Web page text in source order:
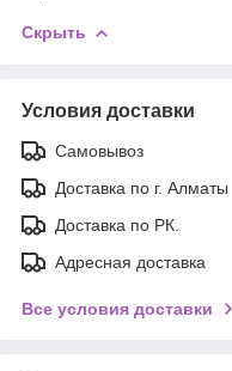
Скрыть
Условия доставки
Самовывоз
Доставка по г. Алматы
Доставка по РК.
Адресная доставка
Все условия доставки